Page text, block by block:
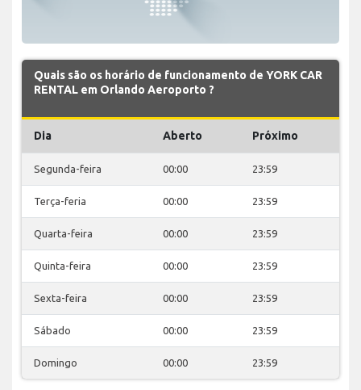
Quais são os horário de funcionamento de YORK CAR
RENTAL em Orlando Aeroporto ?
Dia Aberto Próximo
Segunda-feira 00:00 23:59
Terça-feria 00:00 23:59
Quarta-feira 00:00 23:59
Quinta-feira 00:00 23:59
Sexta-feira 00:00 23:59
Sábado 00:00 23:59
Domingo 00:00 23:59